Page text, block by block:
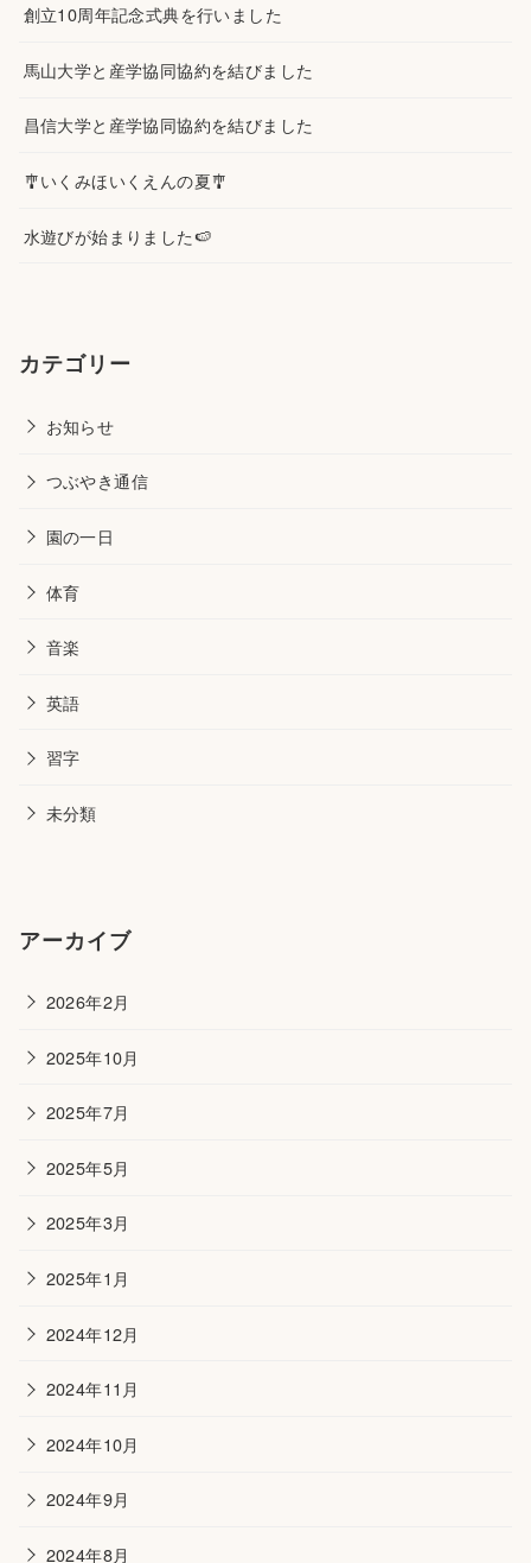
創立10周年記念式典を行いました
馬山大学と産学協同協約を結びました
昌信大学と産学協同協約を結びました
🎐いくみほいくえんの夏🎐
水遊びが始まりました🍉
カテゴリー
お知らせ
つぶやき通信
園の一日
体育
音楽
英語
習字
未分類
アーカイブ
2026年2月
2025年10月
2025年7月
2025年5月
2025年3月
2025年1月
2024年12月
2024年11月
2024年10月
2024年9月
2024年8月